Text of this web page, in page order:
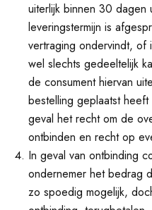
uiterlijk binnen 30 dagen
leveringstermijn is
vertraging ondervindt, of
wel slechts gedeeltelijk
de consument hiervan
bestelling geplaatst
geval het recht om de
ontbinden en recht op
In geval van ontbinding
ondernemer het bedrag
zo spoedig mogelijk,